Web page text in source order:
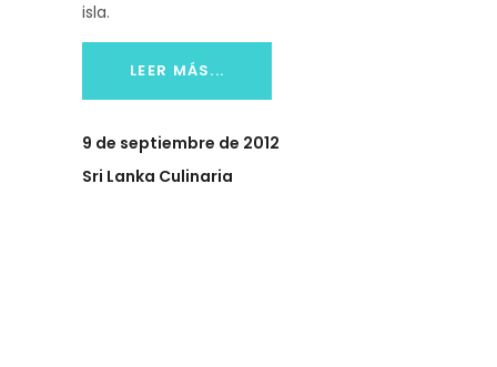
isla.
LEER MÁS...
9 de septiembre de 2012
Sri Lanka Culinaria